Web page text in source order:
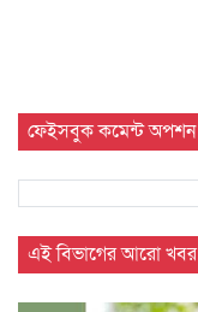
ফেইসবুক কমেন্ট অপশন
এই বিভাগের আরো খবর